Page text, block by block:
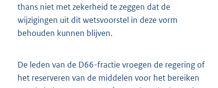
thans niet met zekerheid te zeggen dat de
wijzigingen uit dit wetsvoorstel in deze vorm
behouden kunnen blijven.
De leden van de D66-fractie vroegen de regering of
het reserveren van de middelen voor het bereiken